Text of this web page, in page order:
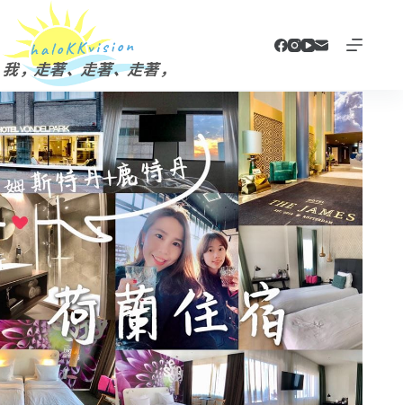
主
要
內
容